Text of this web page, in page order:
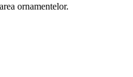
ornamentelor.